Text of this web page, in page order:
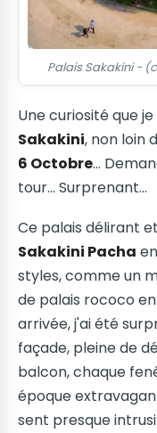
Palais Sakakini -
Une curiosité que
Sakakini, non loin
6 Octobre…
tour… Surprenant…
Ce palais délirant
Sakakini Pacha
styles, comme un
de palais rococo
arrivée, j'ai été
façade, pleine de
balcon, chaque
époque
sent presque